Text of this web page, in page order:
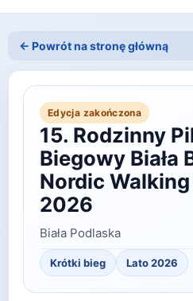
← Powrót na stronę główną
Edycja zakończona
15. Rodzinny
Biegowy Biała
Nordic
2026
Biała Podlaska
Krótki bieg Lato2026